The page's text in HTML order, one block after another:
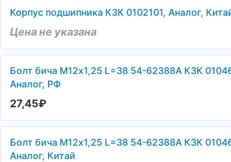
Корпус подшипника КЗК 0102101, Аналог,
Цена не указана
Болт бича М12х1,25 L=38 54-62388А КЗК
Аналог, РФ
27,45₽
Болт бича М12х1,25 L=38 54-62388А КЗК
Аналог, Китай